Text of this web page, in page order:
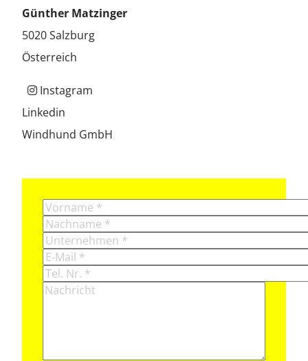
Günther Matzinger
5020 Salzburg
Österreich
Instagram
Linkedin
Windhund GmbH